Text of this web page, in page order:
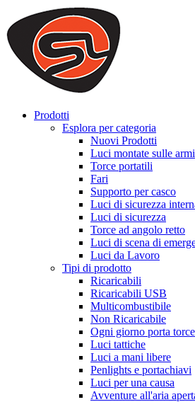
We use cookies to ensure that we provide
on our website. By continuing to browse
that cookies are used to help us analyze
to offer you a better experience. To learn
you can disable cookies, you can access
Prodotti
Esplora per categoria
Nuovi Prodotti
Luci montate sulle armi
Torce portatili
Fari
Supporto per casco
Luci di sicurezza
Luci di sicurezza
Torce ad angolo retto
Luci di scena di
Luci da Lavoro
Tipi di prodotto
Ricaricabili
Ricaricabili USB
Multicombustibile
Non Ricaricabile
Ogni giorno porta
Luci tattiche
Luci a mani libere
Penlights e portachiavi
Luci per una causa
Avventure all'aria